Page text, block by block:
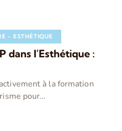
- ESTHÉTIQUE
dans l’Esthétique :
à la formation
pour…